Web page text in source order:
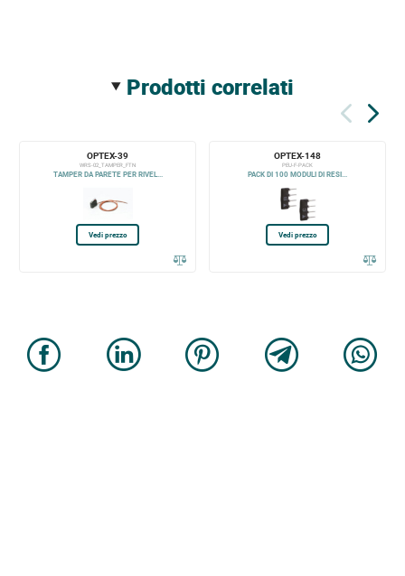
prodotti correlati
OPTEX-39
WRS-02_TAMPER_FTN
TAMPER DA PARETE PER RIVEL...
Vedi prezzo
OPTEX-148
PEU-F-PACK
PACK DI 100 MODULI DI RESI...
Vedi prezzo